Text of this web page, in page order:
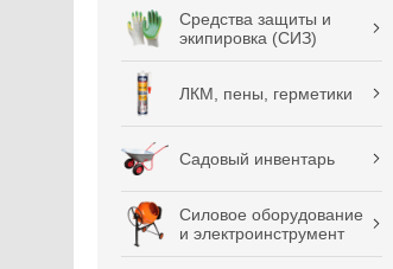
Средства защиты и
экипировка (СИЗ)
ЛКМ, пены, герметики
Садовый инвентарь
Силовое оборудование
и электроинструмент